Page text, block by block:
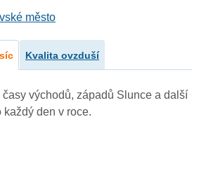
město
Kvalita ovzduší
východů, západů Slunce a další
den v roce.